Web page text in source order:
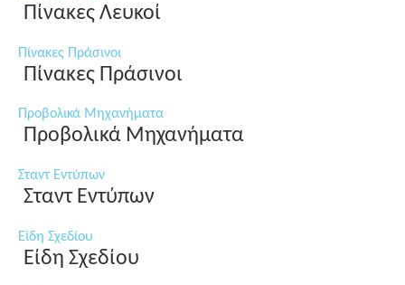
Πίνακες Λευκοί
Πίνακες Πράσινοι
Πίνακες Πράσινοι
Προβολικά Μηχανήματα
Προβολικά Μηχανήματα
Σταντ Εντύπων
Σταντ Εντύπων
Είδη Σχεδίου
Είδη Σχεδίου